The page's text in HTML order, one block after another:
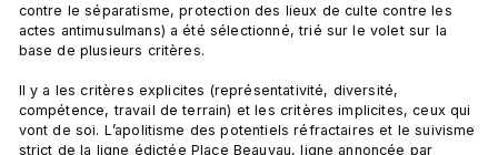
contre le séparatisme, protection des lieux de culte contre les
actes antimusulmans) a été sélectionné, trié sur le volet sur la
base de plusieurs critères.
Il y a les critères explicites (représentativité, diversité,
compétence, travail de terrain) et les critères implicites, ceux qui
vont de soi. L’apolitisme des potentiels réfractaires et le suivisme
strict de la ligne édictée Place Beauvau, ligne annoncée par